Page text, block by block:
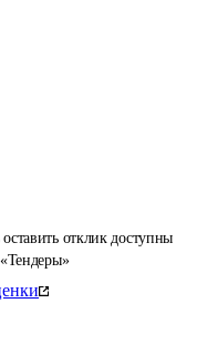
отклик доступны